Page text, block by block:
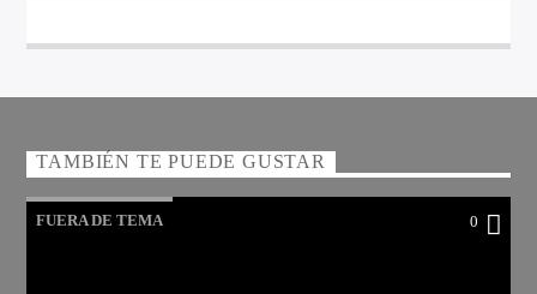
TAMBIÉN TE PUEDE GUSTAR
FUERA DE TEMA 0